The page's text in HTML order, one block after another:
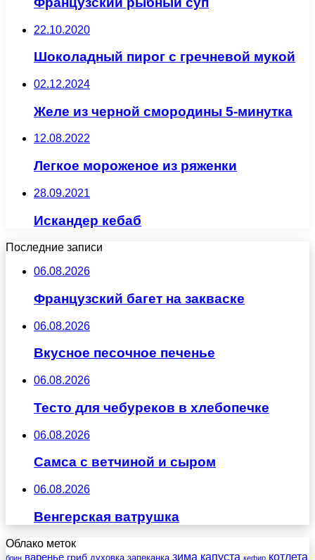
22.10.2020
Шоколадный пирог с гречневой мукой
02.12.2024
Желе из черной смородины 5-минутка
12.08.2022
Легкое мороженое из ряженки
28.09.2021
Искандер кебаб
Последние записи
06.08.2026
Французский багет на закваске
06.08.2026
Вкусное песочное печенье
06.08.2026
Тесто для чебуреков в хлебопечке
06.08.2026
Самса с ветчиной и сыром
06.08.2026
Венгерская ватрушка
Облако меток
блин варенье гриб духовка зима капуста кефир котлета